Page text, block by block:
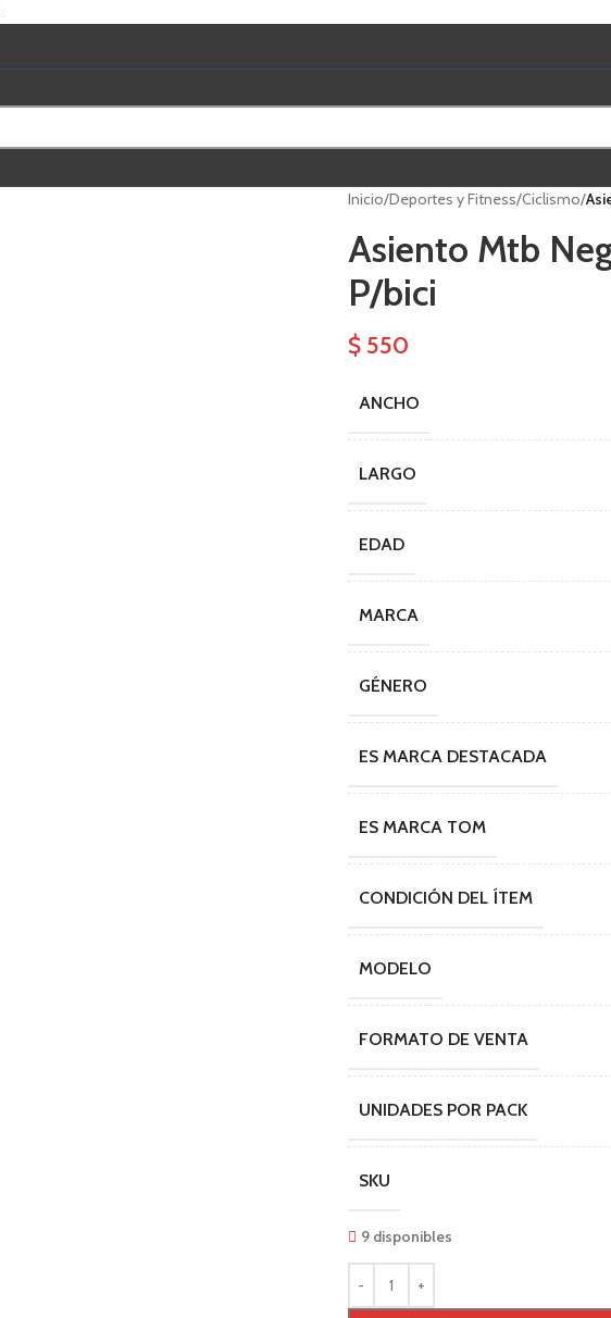
Inicio/Deportes y Fitness/Ciclismo/
Asiento Mtb
P/bici
$550
ANCHO
LARGO
EDAD
MARCA
GÉNERO
ES MARCA DESTACADA
ES MARCA TOM
CONDICIÓN DEL ÍTEM
MODELO
FORMATO DE VENTA
UNIDADES POR PACK
SKU
9 disponibles